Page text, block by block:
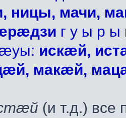
ницы, мачи,
г у ы р
искæй,
макæй,
(и т.д.) все